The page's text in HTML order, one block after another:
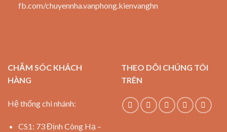
fb.com/chuyennha.vanphong.kienvanghn
CHĂM SÓC KHÁCH
HÀNG
Hệ thống chi nhánh:
CS1: 73 Định Công Hạ –
THEO DÕI CHÚNG TÔI
TRÊN